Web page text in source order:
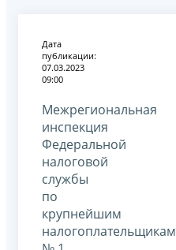
Дата
публикации:
07.03.2023
09:00
Межрегиональная
инспекция
Федеральной
налоговой
службы
по
крупнейшим
налогоплательщикам